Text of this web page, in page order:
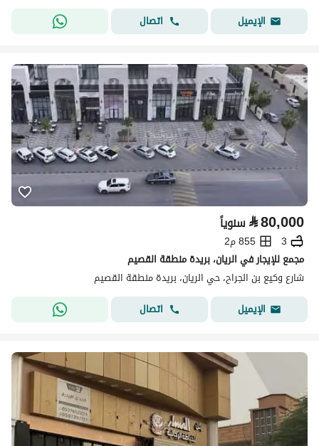
الإيميل
اتصال
⃁80,000 سنوياً
3
855 م2
مجمع للإيجار في الريان، بريدة منطقة القصيم
شارع وكيع بن الجراح، حي الريان، بريدة منطقة القصيم
الإيميل
اتصال